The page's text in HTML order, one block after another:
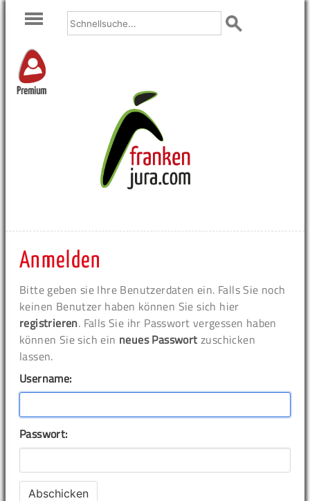
Premium
Anmelden
Bitte geben sie Ihre Benutzerdaten ein. Falls Sie noch
keinen Benutzer haben können Sie sich hier
registrieren. Falls Sie ihr Passwort vergessen haben
können Sie sich ein neues Passwort zuschicken
lassen.
Username:
Passwort: